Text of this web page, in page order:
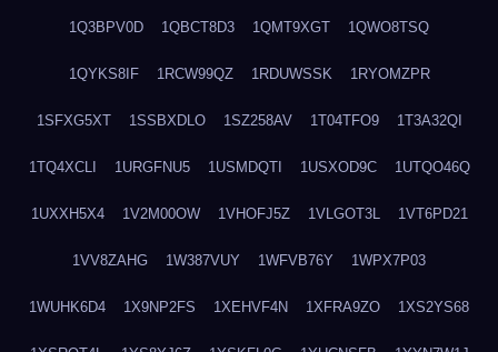
1Q3BPV0D 1QBCT8D3 1QMT9XGT 1QWO8TSQ
1QYKS8IF 1RCW99QZ 1RDUWSSK 1RYOMZPR
1SFXG5XT 1SSBXDLO 1SZ258AV 1T04TFO9 1T3A32QI
1TQ4XCLI 1URGFNU5 1USMDQTI 1USXOD9C 1UTQO46Q
1UXXH5X4 1V2M00OW 1VHOFJ5Z 1VLGOT3L 1VT6PD21
1VV8ZAHG 1W387VUY 1WFVB76Y 1WPX7P03
1WUHK6D4 1X9NP2FS 1XEHVF4N 1XFRA9ZO 1XS2YS68